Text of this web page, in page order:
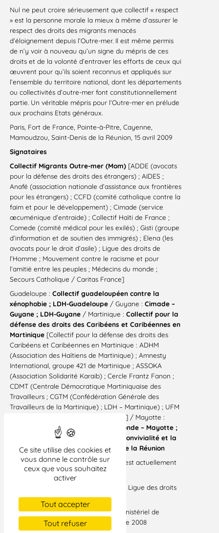
Ce site utilise des cookies et
vous donne le contrôle sur
ceux que vous souhaitez
activer
Tout accepter
Tout refuser
Nul ne peut croire sérieusement que collectif « respect
» est la personne morale la mieux à même d’assurer le
respect des droits des migrants menacés
d’éloignement depuis l’Outre-mer. Il est même permis
de n’y voir à nouveau qu’un signe du mépris de ces
droits et de la volonté d’entraver les efforts de ceux qui
œuvrent pour qu’ils soient reconnus et appliqués sur
l’ensemble du territoire national, dont les départements
ou collectivités d’outre-mer font constitutionnellement
partie. Un véritable mépris pour l’Outre-mer en prélude
aux prochains Etats généraux.
Paris, Fort de France, Pointe-à-Pitre, Cayenne,
Mamoudzou, Saint-Denis de la Réunion, 15 avril 2009
Signataires
Collectif Migrants Outre-mer (Mom) [ADDE (avocats
pour la défense des droits des étrangers) ; AIDES ;
Anafé (association nationale d’assistance aux frontières
pour les étrangers) ; CCFD (comité catholique contre la
faim et pour le développement) ; Cimade (service
œcuménique d’entraide) ; Collectif Haïti de France ;
Comede (comité médical pour les exilés) ; Gisti (groupe
d’information et de soutien des immigrés) ; Elena (les
avocats pour le droit d’asile) ; Ligue des droits de
l’Homme ; Mouvement contre le racisme et pour
l’amitié entre les peuples ; Médecins du monde ;
Secours Catholique / Caritas France]
Guadeloupe : Collectif guadeloupéen contre la
xénophobie ; LDH-Guadeloupe / Guyane : Cimade –
Guyane ; LDH-Guyane / Martinique : Collectif pour la
défense des droits des Caribéens et Caribéennes en
Martinique [Collectif pour la défense des droits des
Caribéens et Caribéennes en Martinique : ADHM
(Association des Haïtiens de Martinique) ; Amnesty
International, groupe 421 de Martinique ; ASSOKA
(Association Solidarité Karaib) ; Cercle Frantz Fanon ;
CDMT (Centrale Démocratique Martiniquaise des
Travailleurs ; CGTM (Confédération Générale des
Travailleurs de la Martinique) ; LDH – Martinique) ; UFM
(Union des Femmes de la Martinique)] / Mayotte :
Cimade – Mayotte ; Médecins du Monde – Mayotte ;
Coordination pour la Concorde, la Convivialité et la
Paix/ Réunion :LDH – Saint-Denis de la Réunion
[1] Le CRA de Pamandzi à Mayotte n’est actuellement
pas concerné par l’appel d’offres
[2] Voir l’article bien documenté de la Ligue des droits
de l’Homme de Toulon
[3] Selon le rapport du comité interministériel de
contrôle de l’immigration de décembre 2008